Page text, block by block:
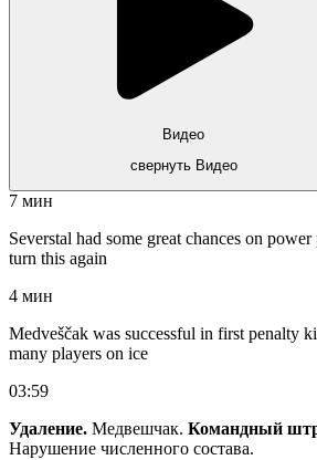
Видео
свернуть Видео
7 мин
Severstal had some great chances on
turn this again
4 мин
Medveščak was successful in first penalty
many players on ice
03:59
Удаление. Медвешчак. Командный
Нарушение численного состава.